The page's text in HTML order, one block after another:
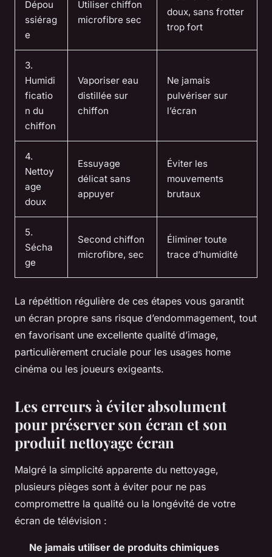
Dépou
ssiérag
e
Utiliser chiffon
microfibre sec
doux, sans frotter
trop fort
3.
Humidi
ficatio
n du
chiffon
Vaporiser eau
distillée sur
chiffon
Ne jamais
pulvériser sur
l’écran
4.
Nettoy
age
doux
Essuyage
délicat sans
appuyer
Éviter les
mouvements
brutaux
5.
Sécha
ge
Second chiffon
microfibre, sec
Éliminer toute
trace d’humidité
La répétition régulière de ces étapes vous garantit
un écran propre sans risque d’endommagement, tout
en favorisant une excellente qualité d’image,
particulièrement cruciale pour les usages home
cinéma ou les joueurs exigeants.
Les erreurs à éviter absolument
pour préserver son écran et son
produit nettoyage écran
Malgré la simplicité apparente du nettoyage,
plusieurs pièges sont à éviter pour ne pas
compromettre la qualité ou la longévité de votre
écran de télévision :
Ne jamais utiliser de produits chimiques